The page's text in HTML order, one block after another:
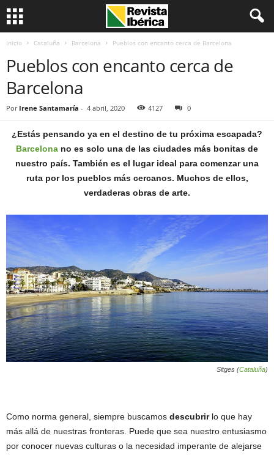
Inicio Cataluña Barcelona Pueblos con encanto cerca de Barcelona
Pueblos con encanto cerca de
Barcelona
Por Irene Santamaría - 4 abril, 2020 4127 0
¿Estás pensando ya en el destino de tu próxima escapada?
Barcelona no es solo una de las ciudades más bonitas de
nuestro país. También es el lugar ideal para comenzar una
ruta por los pueblos más cercanos. Muchos de ellos,
verdaderas obras de arte.
Sitges (Cataluña)
Como norma general, siempre buscamos descubrirlo que hay
más allá de nuestras fronteras. Puede que sea nuestro entusiasmo
por conocer nuevas culturas o la necesidad imperante de alejarse